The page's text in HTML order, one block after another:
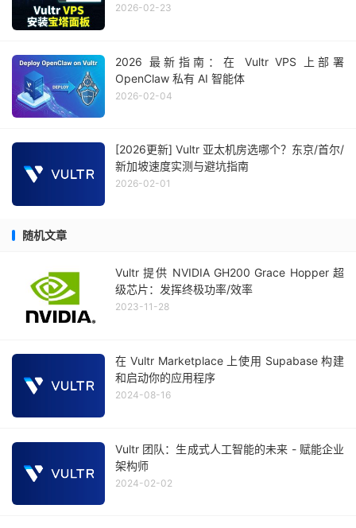
2026-02-23
2026 最新指南：在 Vultr VPS 上部署
OpenClaw 私有 AI 智能体
2026-02-04
[2026更新] Vultr 亚太机房选哪个？东京/首尔/
新加坡速度实测与避坑指南
2026-02-01
随机文章
Vultr 提供 NVIDIA GH200 Grace Hopper 超
级芯片：发挥终极功率/效率
2023-11-28
在 Vultr Marketplace 上使用 Supabase 构建
和启动你的应用程序
2024-08-16
Vultr 团队：生成式人工智能的未来 - 赋能企业
架构师
2024-02-02